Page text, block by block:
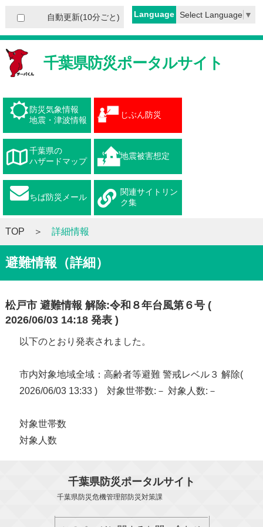
自動更新(10分ごと) Language Select Language ▼
千葉県防災ポータルサイト
防災気象情報
地震・津波情報
じぶん防災
千葉県の
ハザードマップ
地震被害想定
ちば防災メール
関連サイトリン
ク集
TOP 詳細情報
避難情報（詳細）
松戸市 避難情報 解除:令和８年台風第６号 (
2026/06/03 14:18 発表 )
以下のとおり発表されました。
市内対象地域全域：高齢者等避難 警戒レベル３ 解除(
2026/06/03 13:33 ) 対象世帯数:－ 対象人数:－
対象世帯数
対象人数
千葉県防災ポータルサイト
千葉県防災危機管理部防災対策課